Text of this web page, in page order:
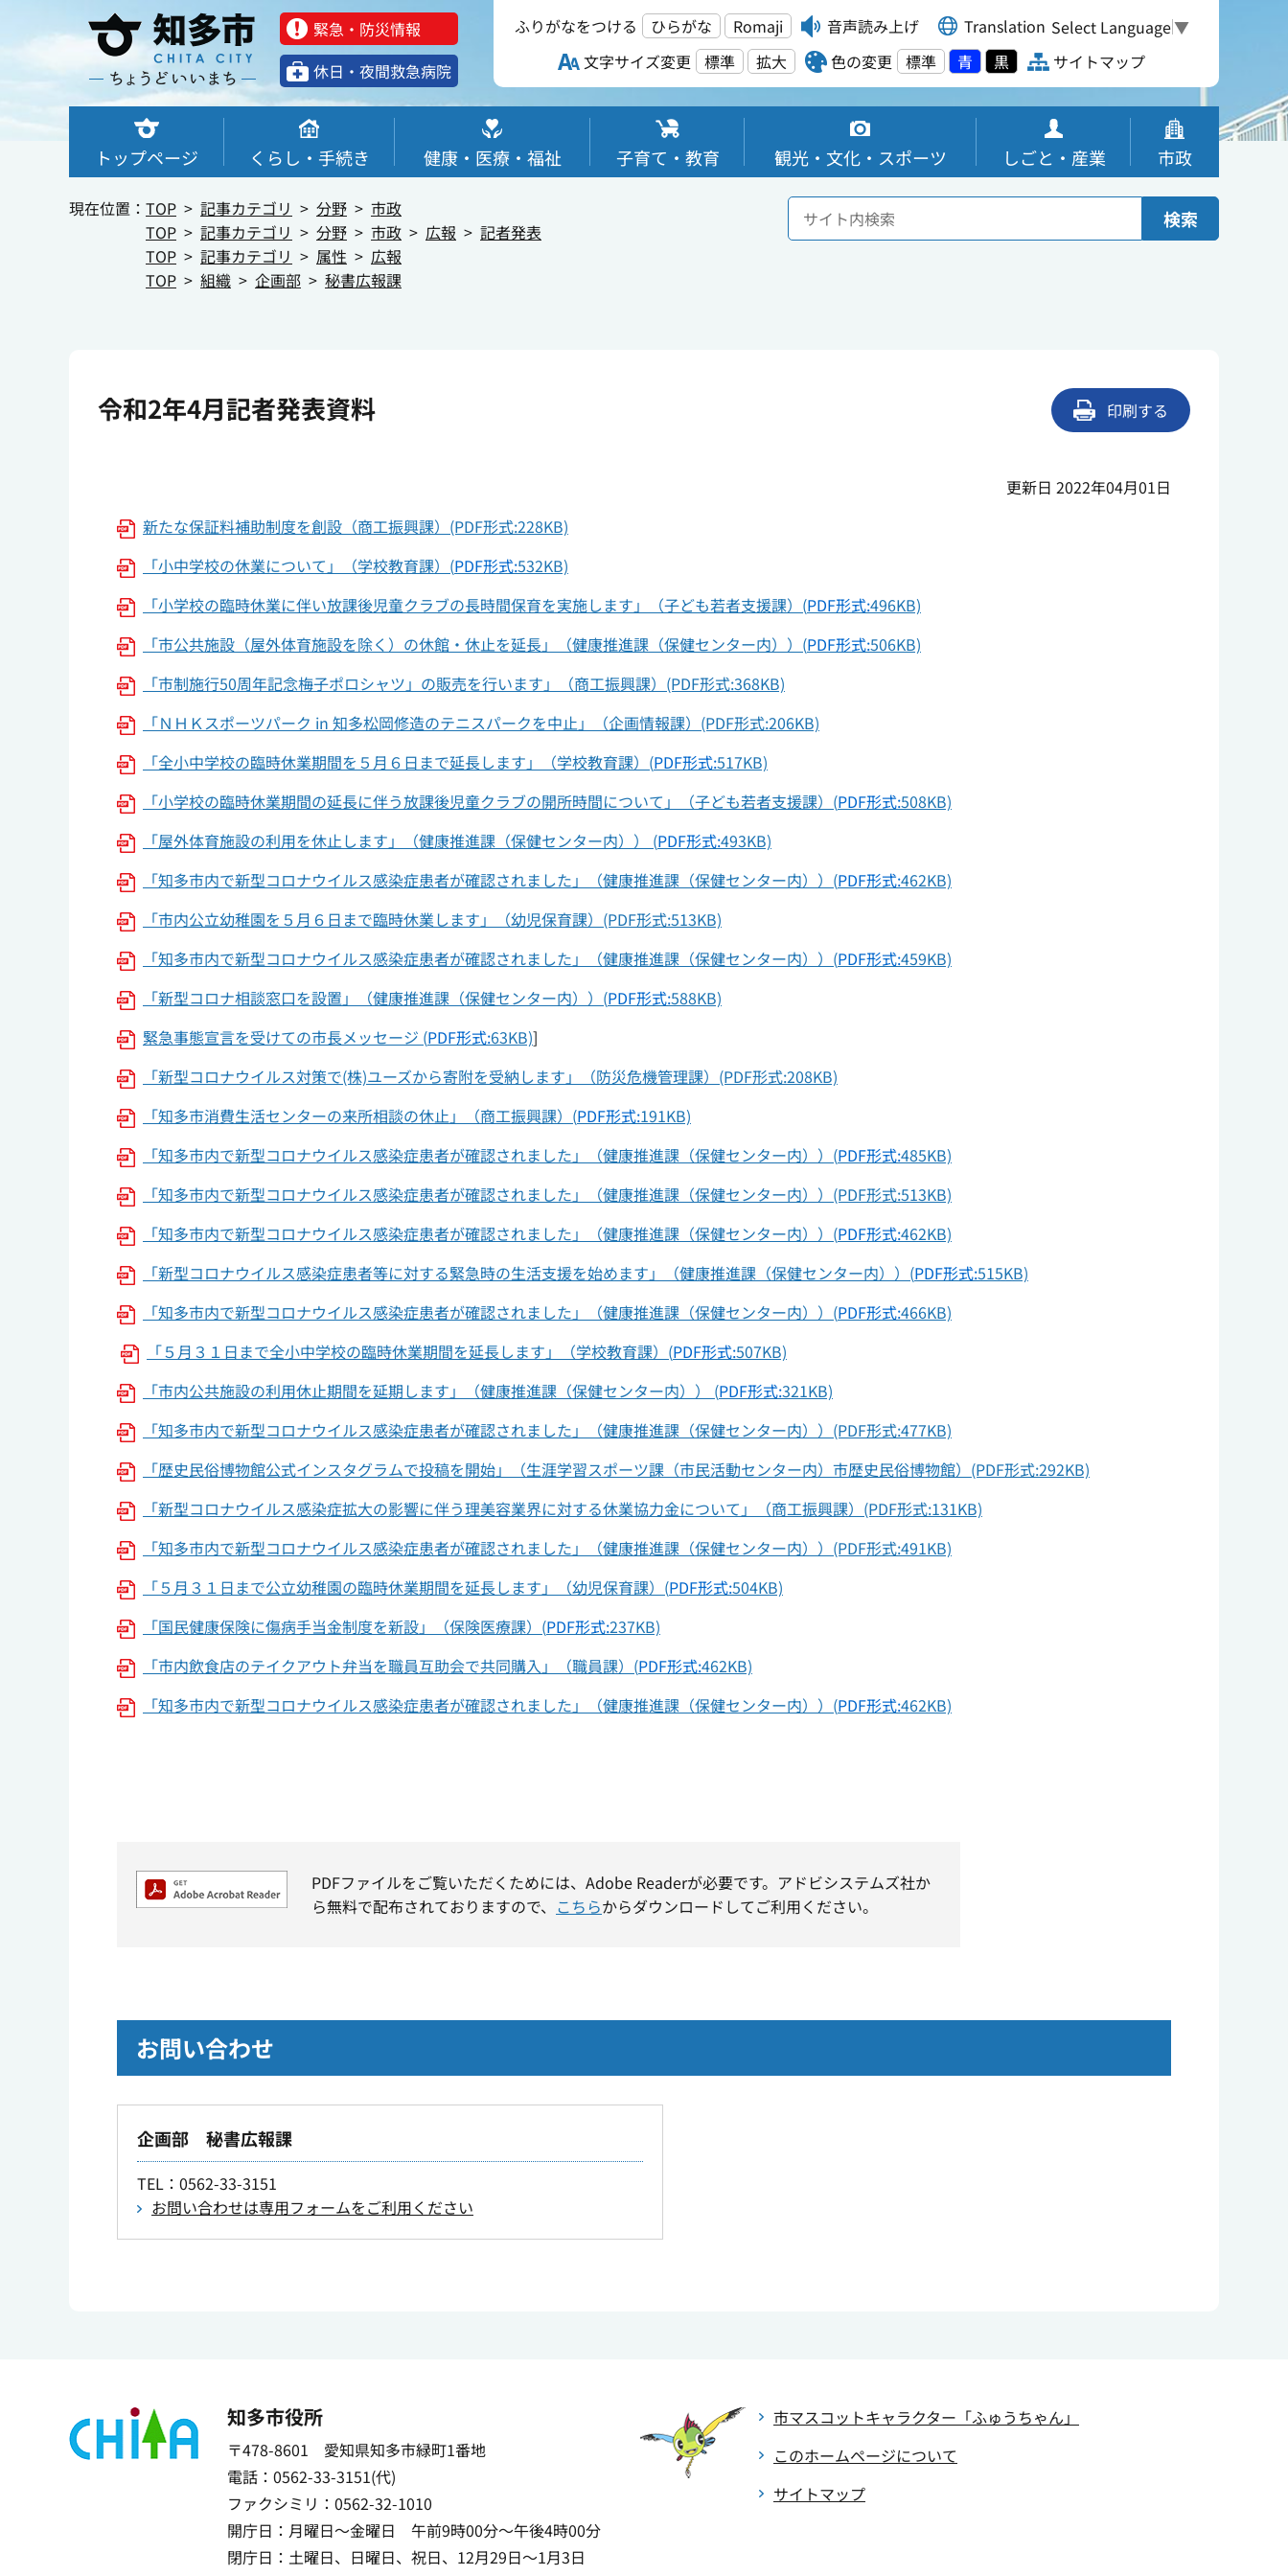
緊急・防災情報
休⽇・夜間救急病院
ふりがなをつける ひらがな Romaji 音声読み上げ Translation Select Language▼
文字サイズ変更
標準 拡大 色の変更 標準 青 黒 サイトマップ
トップページ くらし・手続き 健康・医療・福祉 子育て・教育 観光・文化・スポーツ しごと・産業 市政
現在位置： TOP 記事カテゴリ 分野
市政
TOP
記事カテゴリ 分野 市政 広報
記者発表
TOP
記事カテゴリ 属性
広報
TOP
組織 企画部 秘書広報課
検索
令和2年4月記者発表資料 印刷する
更新日 2022年04月01日
新たな保証料補助制度を創設（商工振興課）(PDF形式:228KB)
「小中学校の休業について」（学校教育課）(PDF形式:532KB)
「小学校の臨時休業に伴い放課後児童クラブの長時間保育を実施します」（子ども若者支援課）(PDF形式:496KB)
「市公共施設（屋外体育施設を除く）の休館・休止を延長」（健康推進課（保健センター内））(PDF形式:506KB)
「市制施行50周年記念梅子ポロシャツ」の販売を行います」（商工振興課）(PDF形式:368KB)
「ＮＨＫスポーツパーク in 知多松岡修造のテニスパークを中止」（企画情報課）(PDF形式:206KB)
「全小中学校の臨時休業期間を５月６日まで延長します」（学校教育課）(PDF形式:517KB)
「小学校の臨時休業期間の延長に伴う放課後児童クラブの開所時間について」（子ども若者支援課）(PDF形式:508KB)
「屋外体育施設の利用を休止します」（健康推進課（保健センター内）） (PDF形式:493KB)
「知多市内で新型コロナウイルス感染症患者が確認されました」（健康推進課（保健センター内））(PDF形式:462KB)
「市内公立幼稚園を５月６日まで臨時休業します」（幼児保育課）(PDF形式:513KB)
「知多市内で新型コロナウイルス感染症患者が確認されました」（健康推進課（保健センター内））(PDF形式:459KB)
「新型コロナ相談窓口を設置」（健康推進課（保健センター内））(PDF形式:588KB)
緊急事態宣言を受けての市長メッセージ (PDF形式:63KB)]
「新型コロナウイルス対策で(株)ユーズから寄附を受納します」（防災危機管理課）(PDF形式:208KB)
「知多市消費生活センターの来所相談の休止」（商工振興課）(PDF形式:191KB)
「知多市内で新型コロナウイルス感染症患者が確認されました」（健康推進課（保健センター内））(PDF形式:485KB)
「知多市内で新型コロナウイルス感染症患者が確認されました」（健康推進課（保健センター内））(PDF形式:513KB)
「知多市内で新型コロナウイルス感染症患者が確認されました」（健康推進課（保健センター内））(PDF形式:462KB)
「新型コロナウイルス感染症患者等に対する緊急時の生活支援を始めます」（健康推進課（保健センター内））(PDF形式:515KB)
「知多市内で新型コロナウイルス感染症患者が確認されました」（健康推進課（保健センター内））(PDF形式:466KB)
「５月３１日まで全小中学校の臨時休業期間を延長します」（学校教育課）(PDF形式:507KB)
「市内公共施設の利用休止期間を延期します」（健康推進課（保健センター内）） (PDF形式:321KB)
「知多市内で新型コロナウイルス感染症患者が確認されました」（健康推進課（保健センター内））(PDF形式:477KB)
「歴史民俗博物館公式インスタグラムで投稿を開始」（生涯学習スポーツ課（市民活動センター内）市歴史民俗博物館）(PDF形式:292KB)
「新型コロナウイルス感染症拡大の影響に伴う理美容業界に対する休業協力金について」（商工振興課）(PDF形式:131KB)
「知多市内で新型コロナウイルス感染症患者が確認されました」（健康推進課（保健センター内））(PDF形式:491KB)
「５月３１日まで公立幼稚園の臨時休業期間を延長します」（幼児保育課）(PDF形式:504KB)
「国民健康保険に傷病手当金制度を新設」（保険医療課）(PDF形式:237KB)
「市内飲食店のテイクアウト弁当を職員互助会で共同購入」（職員課）(PDF形式:462KB)
「知多市内で新型コロナウイルス感染症患者が確認されました」（健康推進課（保健センター内））(PDF形式:462KB)
PDFファイルをご覧いただくためには、Adobe Readerが必要です。アドビシステムズ社か
ら無料で配布されておりますので、 こちらからダウンロードしてご利用ください。
お問い合わせ
企画部 秘書広報課
TEL ：0562-33-3151
お問い合わせは専用フォームをご利用ください
知多市役所
〒478-8601 愛知県知多市緑町1番地
電話：0562-33-3151(代)
ファクシミリ：0562-32-1010
開庁日：月曜日～金曜日 午前9時00分～午後4時00分
閉庁日：土曜日、日曜日、祝日、12月29日～1月3日
市マスコットキャラクター 「ふゅうちゃん」
このホームページについて
サイトマップ